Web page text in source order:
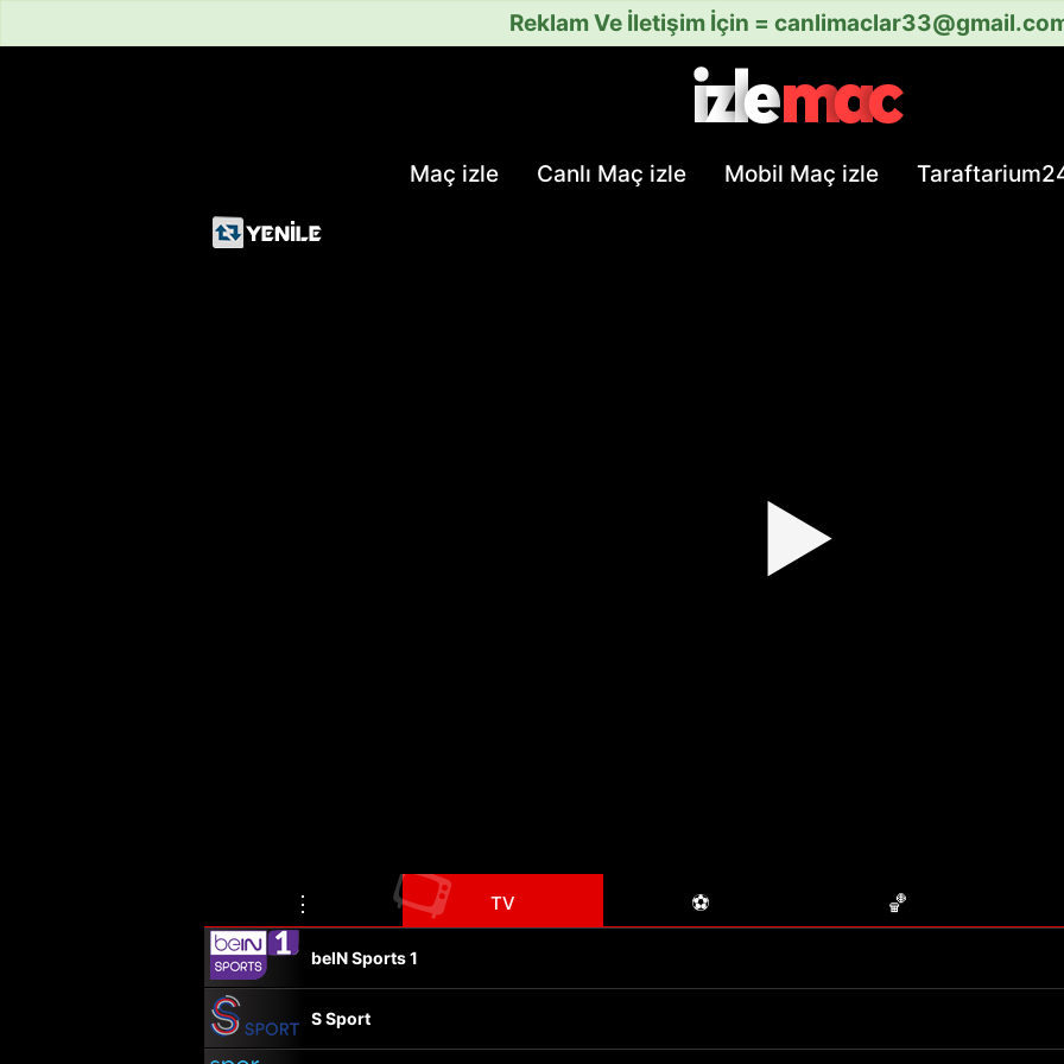
Reklam Ve İletişim İçin =
Maç izle Canlı Maç izle Mobil Maç izle
▶
⋮ 📺 TV ⚽ 🏀
beIN Sports 1
S Sport